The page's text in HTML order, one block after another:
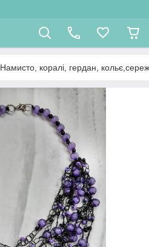
Намисто, коралі, гердан,